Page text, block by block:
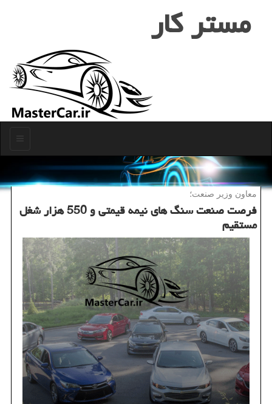
مستر كار
معاون وزیر صنعت؛
فرصت صنعت سنگ های نیمه قیمتی و 550 هزار شغل
مستقیم